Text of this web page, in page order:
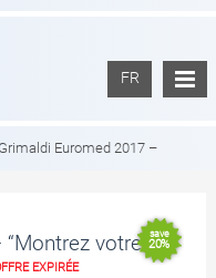
FR
Grimaldi Euromed 2017 –
votre
EXPIRÉE
save
20%